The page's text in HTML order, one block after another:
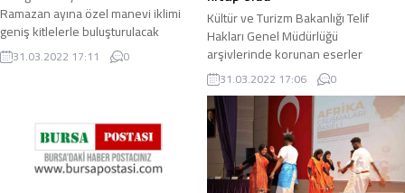
Ramazan ayına özel manevi iklimi
geniş kitlelerle buluşturulacak
etkinlikler, cumartesi gününden
itibaren başlayacak ...
31.03.2022 17:11 0
Kültür ve Turizm Bakanlığı Telif
Hakları Genel Müdürlüğü
arşivlerinde korunan eserler
çerçevesinde hazırlanan ve
Türkiye’deki sinema sansürünü ...
31.03.2022 17:06 0